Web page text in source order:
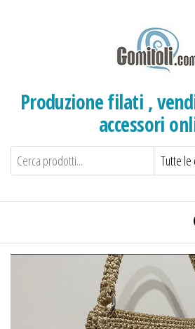
Produzione filati ,
accessori